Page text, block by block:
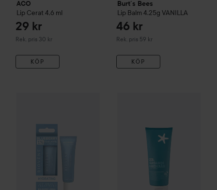
ACO
Lip Cerat 4,6 ml
29 kr
Rek. pris 30 kr
Rekommenderat pris 30 kr
KÖP
Burt´s Bees
Lip Balm 4.25g VANILLA
46 kr
Rek. pris 59 kr
Rekommenderat pris 59 kr
KÖP